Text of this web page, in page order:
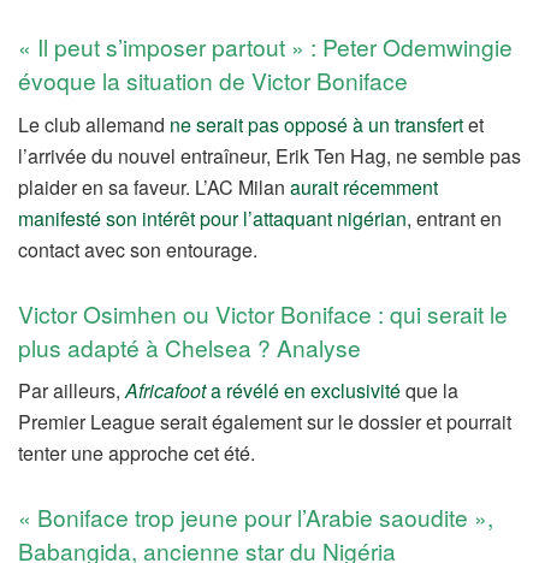
« Il peut s’imposer partout » : Peter Odemwingie
évoque la situation de Victor Boniface
Le club allemand ne serait pas opposé à un transfertet
l’arrivée du nouvel entraîneur, Erik Ten Hag, ne semble pas
plaider en sa faveur. L’AC Milan aurait récemment
manifesté son intérêt pour l’attaquant nigérian, entrant en
contact avec son entourage.
Victor Osimhen ou Victor Boniface : qui serait le
plus adapté à Chelsea ? Analyse
Par ailleurs,Africafoota révélé en exclusivitéque la
Premier League serait également sur le dossier et pourrait
tenter une approche cet été.
« Boniface trop jeune pour l’Arabie saoudite »,
Babangida, ancienne star du Nigéria